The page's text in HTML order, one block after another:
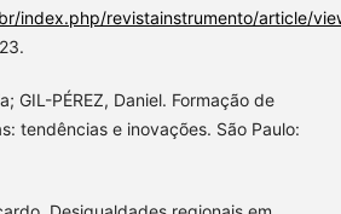
index.php/revistainstrumento/article/
GIL-PÉREZ, Daniel. Formação de
tendências e inovações. São Paulo: